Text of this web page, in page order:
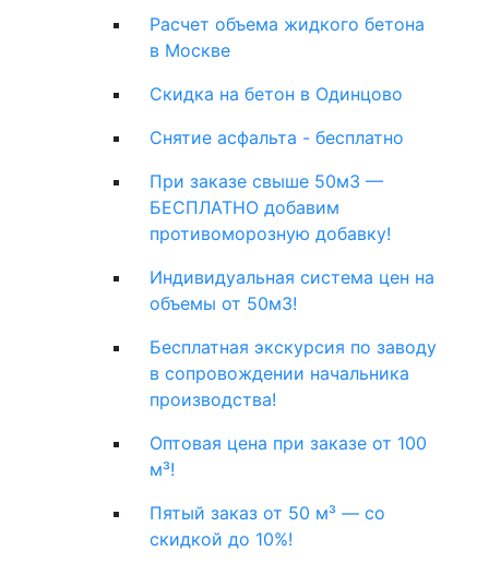
Расчет объема жидкого бетона
в Москве
Скидка на бетон в Одинцово
Снятие асфальта - бесплатно
При заказе свыше 50м3 —
БЕСПЛАТНО добавим
противоморозную добавку!
Индивидуальная система цен на
объемы от 50м3!
Бесплатная экскурсия по заводу
в сопровождении начальника
производства!
Оптовая цена при заказе от 100
м³!
Пятый заказ от 50 м³ — со
скидкой до 10%!